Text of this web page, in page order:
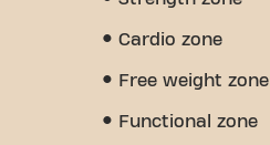
Cardio zone
Free weight zone
Functional zone